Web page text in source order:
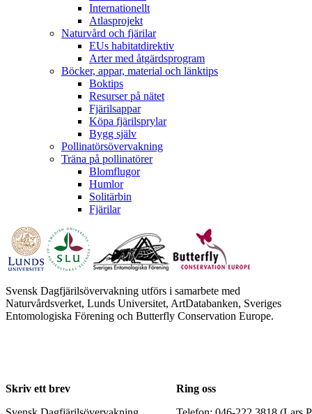
Internationellt
Atlasprojekt
Naturvård och fjärilar
EUs habitatdirektiv
Arter med åtgärdsprogram
Böcker, appar, material och länktips
Boktips
Resurser på nätet
Fjärilsappar
Köpa fjärilsprylar
Bygg själv
Pollinatörsövervakning
Träna på pollinatörer
Blomflugor
Humlor
Solitärbin
Fjärilar
Svensk Dagfjärilsövervakning utförs i samarbete med
Naturvårdsverket, Lunds Universitet, ArtDatabanken, Sveriges
Entomologiska Förening och Butterfly Conservation Europe.
Skriv ett brev
Ring oss